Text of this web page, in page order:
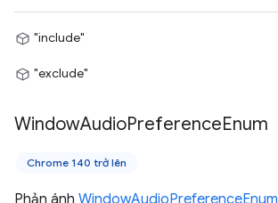
"include"
"exclude"
WindowAudioPreferenceEnum
Chrome 140 trở lên
Phản ánh WindowAudioPreferenceEnum